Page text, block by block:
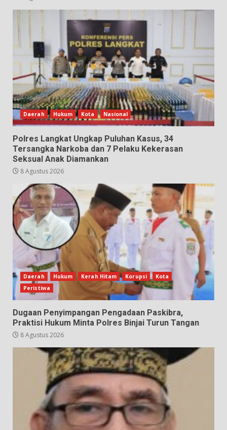
Daerah Hukum Kota Nasional
Polres Langkat Ungkap Puluhan Kasus, 34
Tersangka Narkoba dan 7 Pelaku Kekerasan
Seksual Anak Diamankan
8 Agustus 2026
Daerah Hukum Kerah Hitam Korupsi
Kota
Peristiwa
Dugaan Penyimpangan Pengadaan Paskibra,
Praktisi Hukum Minta Polres Binjai Turun Tangan
8 Agustus 2026